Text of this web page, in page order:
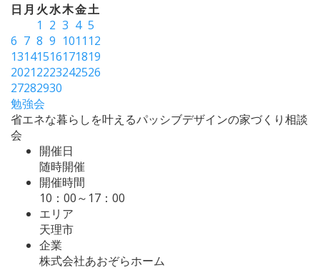
日 月 火水木金土
1 2 3 4 5
6 7 8 9 1011 12
13141516171819
20212223242526
27282930
勉強会
省エネな暮らしを叶えるパッシブデザインの家づくり相談
会
開催日
随時開催
開催時間
10：00～17：00
エリア
天理市
企業
株式会社あおぞらホーム